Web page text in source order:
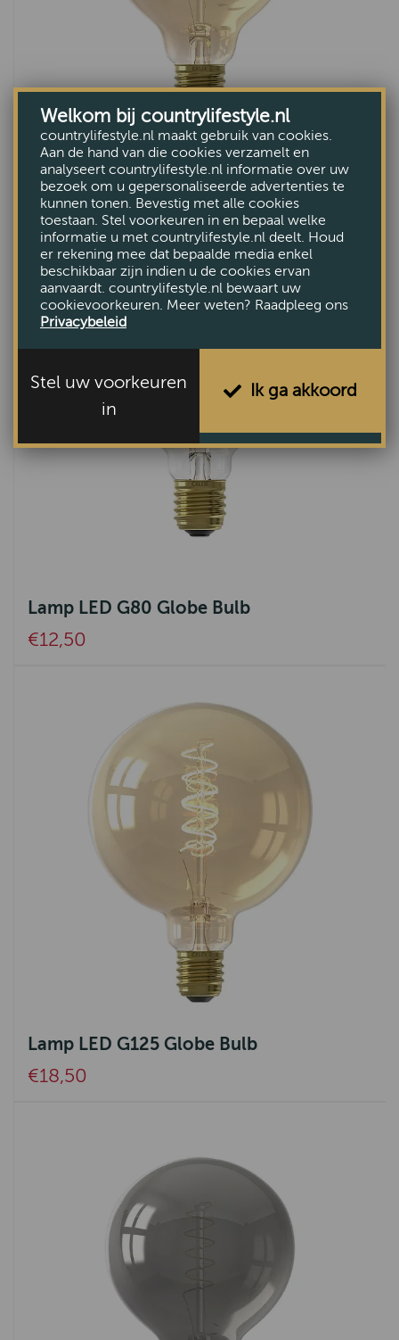
Lamp LED G95 Globe Bulb
€14,50
Lamp LED G80 Globe Bulb
€12,50
Lamp LED G125 Globe Bulb
€18,50
Welkom bij countrylifestyle.nl
countrylifestyle.nl maakt gebruik van cookies.
Aan de hand van die cookies verzamelt en
analyseert countrylifestyle.nl informatie over uw
bezoek om u gepersonaliseerde advertenties te
kunnen tonen. Bevestig met alle cookies
toestaan. Stel voorkeuren in en bepaal welke
informatie u met countrylifestyle.nl deelt. Houd
er rekening mee dat bepaalde media enkel
beschikbaar zijn indien u de cookies ervan
aanvaardt. countrylifestyle.nl bewaart uw
cookievoorkeuren. Meer weten? Raadpleeg ons
Privacybeleid
Stel uw voorkeuren
in
Ik ga akkoord